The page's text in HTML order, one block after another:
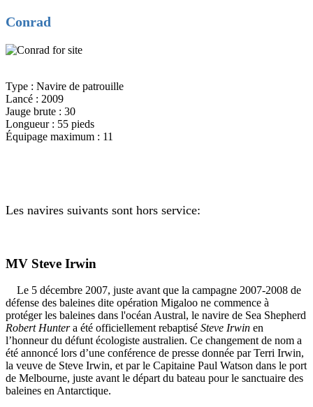
Conrad
Type : Navire de patrouille
Lancé : 2009
Jauge brute : 30
Longueur : 55 pieds
Équipage maximum : 11
Les navires suivants sont hors service:
MV Steve Irwin
Le 5 décembre 2007, juste avant que la campagne 2007-2008 de
défense des baleines dite opération Migaloo ne commence à
protéger les baleines dans l'océan Austral, le navire de Sea Shepherd
Robert Huntera été officiellement rebaptisé Steve Irwin en
l’honneur du défunt écologiste australien. Ce changement de nom a
été annoncé lors d’une conférence de presse donnée par Terri Irwin,
la veuve de Steve Irwin, et par le Capitaine Paul Watson dans le port
de Melbourne, juste avant le départ du bateau pour le sanctuaire des
baleines en Antarctique.